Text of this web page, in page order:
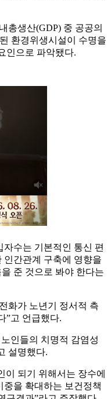
총생산(GDP) 중 공공의
환경위생시설이 수명을
인으로 파악됐다.
수는 기본적인 통신 편
인간관계 구축에 영향을
준 것으로 봐야 한다는
화가 노년기 정서적 측
”고 언급했다.
인들의 치명적 감염성
설명했다.
이 되기 위해서는 장수에
을 확대하는 보건정책